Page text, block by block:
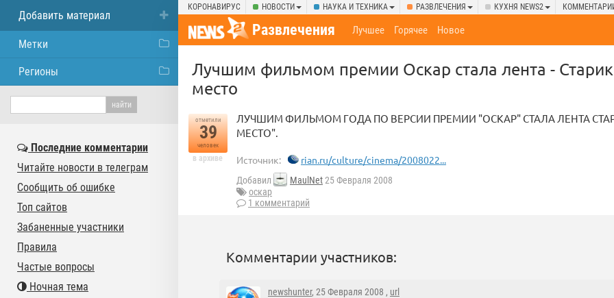
КОРОНАВИРУС НОВОСТИ НАУКА И ТЕХНИКА РАЗВЛЕЧЕНИЯ КУХНЯ NEWS2
Развлечения Лучшее Горячее Новое
Лучшим фильмом премии Оскар стала лента -
место
отметили
39
человек
в архиве
ЛУЧШИМ ФИЛЬМОМ ГОДА ПО ВЕРСИИ ПРЕМИИ "ОСКАР" СТАЛА ЛЕНТА
МЕСТО".
Источник: rian.ru/culture/cinema/2008022...
Добавил MaulNet25 Февраля 2008
оскар
1 комментарий
Комментарии участников:
newshunter, 25 Февраля 2008 , url
Добавить материал
Метки
Регионы
Последние комментарии
Читайте новости в телеграм
Сообщить об ошибке
Топ сайтов
Забаненные участники
Правила
Частые вопросы
Ночная тема